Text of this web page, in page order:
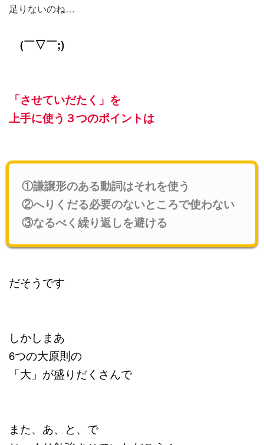
足りないのね…
(￣▽￣;)
「させていだたく」を
上手に使う３つのポイントは
①謙譲形のある動詞はそれを使う
②へりくだる必要のないところで使わない
③なるべく繰り返しを避ける
だそうです
しかしまあ
6つの大原則の
「大」が盛りだくさんで
また、あ、と、で